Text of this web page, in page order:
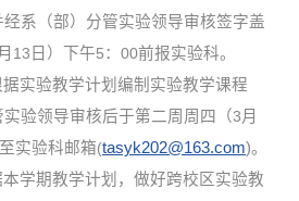
系（部）分管实验领导审核签字盖
月 13 日）下午5： 00前报实验科。
实验教学计划编制实验教学课程
验领导审核后于第二周周四（3月
实验科邮箱(tasyk202@163.com)。
学期教学计划，做好跨校区实验教